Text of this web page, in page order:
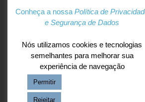
+55 (17) 3354 7000
agostiniano@csj.g12.br
REDES SOCIAIS
Facebook
Instagram
Conheça a nossa Política de
e Segurança de Dados
Nós utilizamos cookies e tecnologias
semelhantes para melhorar sua
experiência de navegação
Permitir
Rejeitar